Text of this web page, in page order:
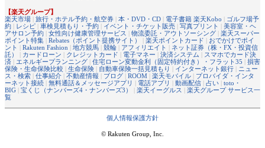
【楽天グループ】
楽天市場 | 旅行・ホテル予約・航空券 | 本・DVD・CD | 電子書籍 楽天Kobo | ゴルフ場予
約 | レシピ | 車検見積もり・予約 | イベント・チケット販売 | 写真プリント | 美容室・ヘ
アサロン予約 | 女性向け健康管理サービス | 物流委託・アウトソーシング | 楽天スーパー
ポイント特集 | Rebates（ポイント提携サイト） | 楽天ポイントカード | おでかけでポイ
ント | Rakuten Fashion | 地方競馬 | 競輪 | アフィリエイト | ネット証券（株・FX・投資信
託）
| カードローン | クレジットカード | 電子マネー | 決済システム | スマホでカード決
済 | エネルギープランニング | 住宅ローン変動金利（固定特約付き）・フラット35 | 損害
保険・生命保険比較 | 生命保険 | 自動車保険一括見積もり | インターネット銀行 | ニュー
ス・検索 | 仕事紹介 | 不動産情報 | ブログ | ROOM | 楽天モバイル | プロバイダ・インタ
ーネット接続 | 無料通話＆メッセージアプリ | 電話アプリ | 動画配信 | 占い | toto・
BIG | 宝くじ（ナンバーズ4・ナンバーズ3） | 楽天イーグルス | 楽天グループ サービス一
覧
個人情報保護方針
© Rakuten Group, Inc.